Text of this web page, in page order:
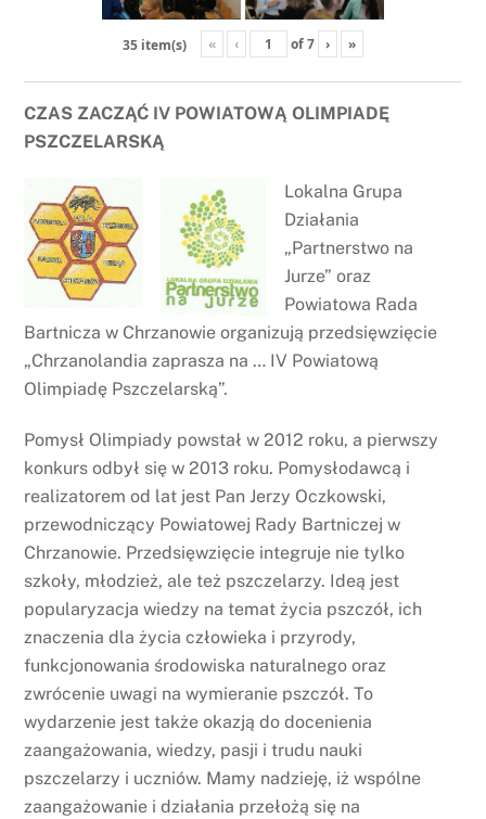
35 item(s) « ‹ of7 › »
CZAS ZACZĄĆ IV POWIATOWĄ OLIMPIADĘ
PSZCZELARSKĄ
Lokalna Grupa
Działania
„Partnerstwo na
Jurze” oraz
Powiatowa Rada
Bartnicza w Chrzanowie organizują przedsięwzięcie
„Chrzanolandia zaprasza na … IV Powiatową
Olimpiadę Pszczelarską”.
Pomysł Olimpiady powstał w 2012 roku, a pierwszy
konkurs odbył się w 2013 roku. Pomysłodawcą i
realizatorem od lat jest Pan Jerzy Oczkowski,
przewodniczący Powiatowej Rady Bartniczej w
Chrzanowie. Przedsięwzięcie integruje nie tylko
szkoły, młodzież, ale też pszczelarzy. Ideą jest
popularyzacja wiedzy na temat życia pszczół, ich
znaczenia dla życia człowieka i przyrody,
funkcjonowania środowiska naturalnego oraz
zwrócenie uwagi na wymieranie pszczół. To
wydarzenie jest także okazją do docenienia
zaangażowania, wiedzy, pasji i trudu nauki
pszczelarzy i uczniów. Mamy nadzieję, iż wspólne
zaangażowanie i działania przełożą się na